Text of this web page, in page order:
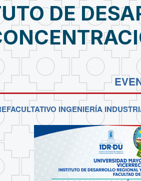
DE
INGENIERÍA